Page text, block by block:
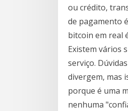
ou crédito,
de pagamento
bitcoin em real
Existem vários
serviço.
divergem, mas
porque é uma
nenhuma